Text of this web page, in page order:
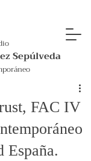
Sepúlveda
FAC IV